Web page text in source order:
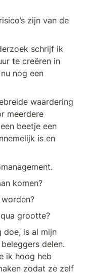
zijn van de
schrijf ik
te creëren in
nog een
waardering
meerdere
beetje een
is en
komen?
grootte?
doe, is al mijn
delen.
ik hoog heb
zodat ze zelf